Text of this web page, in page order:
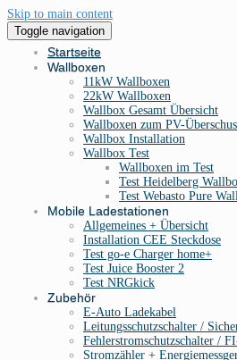
Skip to main content
Toggle navigation
Startseite
Wallboxen
11kW Wallboxen
22kW Wallboxen
Wallbox Gesamt Übersicht
Wallboxen zum PV-
Wallbox Installation
Wallbox Test
Wallboxen im Test
Test Heidelberg
Test Webasto Pure
Mobile Ladestationen
Allgemeines + Übersicht
Installation CEE Steckdose
Test go-e Charger home+
Test Juice Booster 2
Test NRGkick
Zubehör
E-Auto Ladekabel
Leitungsschutzschalter /
Fehlerstromschutzschalter /
Stromzähler +